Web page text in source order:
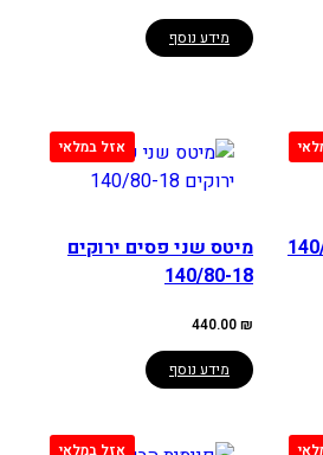
מידע נוסף
מיטס שני פסים ירוקים
140/80-18
440.00₪
מידע נוסף